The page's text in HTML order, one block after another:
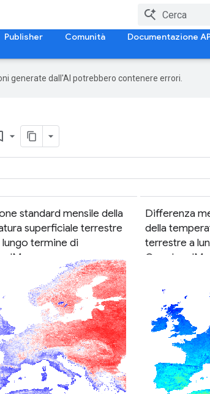
Publisher Comunità Documentazione
generate dall'AI potrebbero contenere errori.
standard mensile della
superficiale terrestre
lungo termine di
Differenza
della
terrestre a
OpenLandMap